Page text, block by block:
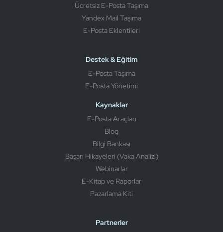
Ücretsiz E-Posta Taşıma
Yandex Mail Taşıma
E-Posta Eklentileri
Destek & Eğitim
E-Posta Taşıma
E-Posta Yönetimi
Kaynaklar
E-Posta Araçları
Blog
Bilgi Bankası
Başarı Hikayeleri (Vaka Analizi)
Webinarlar
E-Kitap ve Raporlar
Pazarlama Kiti
Partnerler